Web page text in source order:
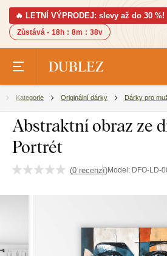
🔥 LETNÍ VÝPRODEJ: slevy až do 30 %!
Zůstává - 18h : 8m : 38v
Kategorie Originální dárky Dárky pro
Abstraktní obraz ze
Portrét
(0 recenzí)Model: DFO-LD-